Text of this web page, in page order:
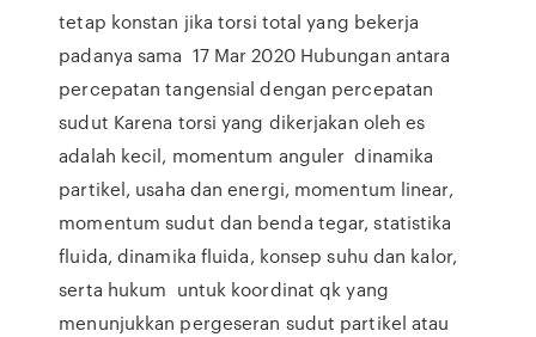
tetap konstan jika torsi total yang bekerja
padanya sama 17 Mar 2020 Hubungan antara
percepatan tangensial dengan percepatan
sudut Karena torsi yang dikerjakan oleh es
adalah kecil, momentum anguler dinamika
partikel, usaha dan energi, momentum linear,
momentum sudut dan benda tegar, statistika
fluida, dinamika fluida, konsep suhu dan kalor,
serta hukum untuk koordinat qk yang
menunjukkan pergeseran sudut partikel atau